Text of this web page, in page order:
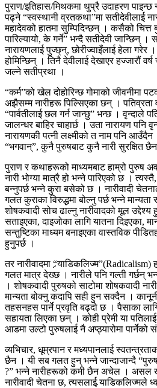
पुराण/इतिहास/मिथकमा थुप्रै उदाहरण पाइन्छ
पढ्ने “स्वस्थानी व्रतकथा”मा सतीदेवीलाई
महादेवको हातमा सुम्पिदिन्छन् । कसैको चित्त
पारिल्यायो, के गर्ने” भन्दै सतीदेवी जान्छिन्
नारायणलाई पुज्छ्न्, छोरीज्वाइँलाई हेला गरेर
होमिन्छिन् । तिनै देवीलाई देखाएर हज्जारौं
जल्ने सतीप्रथा ।
“कर्म”को खेल दोहोरिन्छ गोमाको जीवनीमा
अझैसम्म नारीहरू पिल्सिएका छन् । पतिव्रता
“पार्वतीलाई छल गर्न जान्छु” भन्छ । वृन्दाले
जालन्धर बाहिर चाहार्छ । उता नारायण पनि
नारायणकी पत्नी लक्ष्मीको त नाम पनि आउँदैन
“भगवान्”, कुनै पुरुषबाट कुनै नारी सुरक्षित
पुराण र कथाहरूको माध्यमबाट हाम्रो पुरुष
नारी भोग्या मात्रै हो भन्ने पारिएको छ ।
बन्नुपर्छ भन्ने कुरा बसेको छ । नारीवादी
गलत कुराका विरुद्धमा बोल्नु पर्छ भन्ने
शोषकवादी सोच ढाल्नु नारीवादको मूल उद्देश्य
सताइएका, दाइजोका लागि यातना दिइएका,
सन्तुष्टिका माध्यम बनाइएका वास्तविक
हुनुपर्छ ।
तर नारीवादमा
गलत मात्र देख्छ । नारीले पनि गल्ती गर्छन्
। शोषकवादी पुरुषको साटोमा शोषकवादी
मान्यता बोक्नु कदापि सही हुन सक्दैन ।
तहसनहस पार्ने प्रवृति बढ्दो छ । पैसाका
सहायता लिएका छन् । कोही प्रेमी या
आडमा उल्टो पुरुषलाई नै अप्ठ्यारोमा पार्नेको
व्यभिचार, धूम्रपान र मध्यपानलाई
छैन । यी सब गलत हुन् भन्ने जान्दाजान्दै
?” भन्ने नारीहरूको कमी छैन अचेल । असल
नारीवादी चेतना छ, त्यसलाई र्‍याडिकलिज्मले